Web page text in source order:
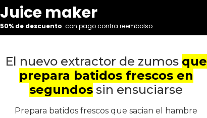
Juice maker
50% de descuento: con pago contra reembolso
El nuevo extractor de zumos que
prepara batidos frescos en
segundos sin ensuciarse
Prepara batidos frescos que sacian el hambre